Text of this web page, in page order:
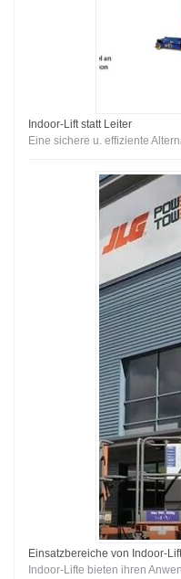
Indoor-Lift statt Leiter
Eine sichere u. effiziente
Einsatzbereiche von Indoor-
Indoor-Lifte bieten ihren